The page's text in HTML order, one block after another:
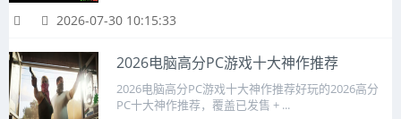
2026-07-30 10:15:33
2026电脑高分PC游戏十大神作推荐
2026电脑高分PC游戏十大神作推荐好玩的2026高分
PC十大神作推荐，覆盖已发售 + ...